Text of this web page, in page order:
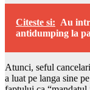
Citeste si: Au
antidumping la
Atunci, seful
a luat pe langa sine